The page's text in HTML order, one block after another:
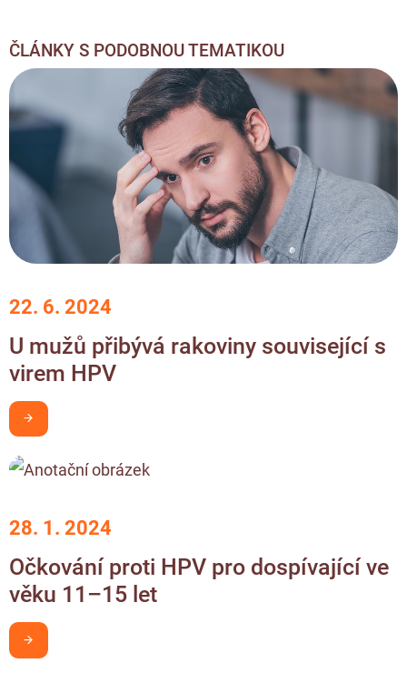
ČLÁNKY S PODOBNOU TEMATIKOU
22. 6. 2024
U mužů přibývá rakoviny související s
virem HPV
28. 1. 2024
Očkování proti HPV pro dospívající ve
věku 11–15 let